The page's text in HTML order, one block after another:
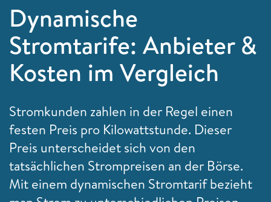
Dynamische
Stromtarife: Anbieter &
Kosten im Vergleich
Stromkunden zahlen in der Regel einen
festen Preis pro Kilowattstunde. Dieser
Preis unterscheidet sich von den
tatsächlichen Strompreisen an der Börse.
Mit einem dynamischen Stromtarif bezieht